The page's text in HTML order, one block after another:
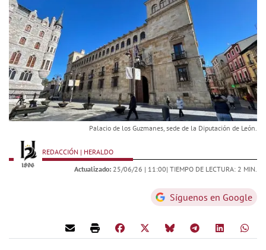
Palacio de los Guzmanes, sede de la Diputación de León.
REDACCIÓN | HERALDO
Actualizado: 25/06/26 | 11:00| TIEMPO DE LECTURA: 2 MIN.
Síguenos en Google